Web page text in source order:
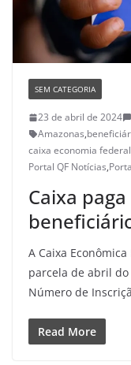
SEM CATEGORIA
23 de abril de 2024
Amazonas,
caixa economia federal
Portal QF Notícias,
Caixa
A Caixa
parcela de abril
Número de
Read More